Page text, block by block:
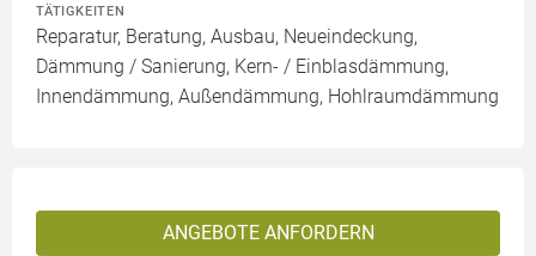
TÄTIGKEITEN
Reparatur, Beratung, Ausbau, Neueindeckung,
Dämmung / Sanierung, Kern- / Einblasdämmung,
Innendämmung, Außendämmung, Hohlraumdämmung
ANGEBOTE ANFORDERN